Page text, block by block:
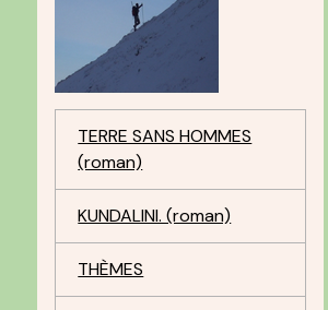
TERRE SANS HOMMES
(roman)
KUNDALINI. (roman)
THÈMES